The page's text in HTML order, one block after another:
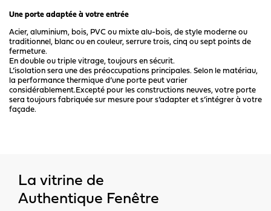
Une porte adaptée à votre entrée
Acier, aluminium, bois, PVC ou mixte alu-bois, de style moderne ou
traditionnel, blanc ou en couleur, serrure trois, cinq ou sept points de
fermeture.
En double ou triple vitrage, toujours en sécurit.
L’isolation sera une des préoccupations principales. Selon le matériau,
la performance thermique d’une porte peut varier
considérablement.Excepté pour les constructions neuves, votre porte
sera toujours fabriquée sur mesure pour s’adapter et s’intégrer à votre
façade.
La vitrine de
Authentique Fenêtre